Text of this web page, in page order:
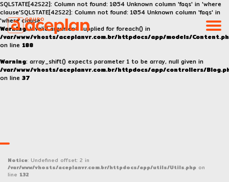
SQLSTATE[42S22]: Column not found: 1054 Unknown column 'faqs' in 'where
clause'SQLSTATE[42S22]: Column not found: 1054 Unknown column 'faqs' in
'where clause'
Warning: Invalid argument supplied for foreach() in
/var/www/vhosts/aceplanvr.com.br/httpdocs/app/models/
on line 188
Warning: array_shift() expects parameter 1 to be array, null given in
/var/www/vhosts/aceplanvr.com.br/httpdocs/app/controllers/
on line 37
Notice: Undefined offset: 2 in
/var/www/vhosts/aceplanvr.com.br/httpdocs/app/utils/Utils.php on
line 132